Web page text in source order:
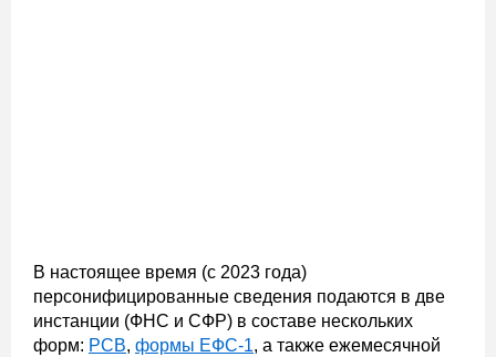
В настоящее время (с 2023 года)
персонифицированные сведения подаются в две
инстанции (ФНС и СФР) в составе нескольких
форм: РСВ, формы ЕФС-1, а также ежемесячной